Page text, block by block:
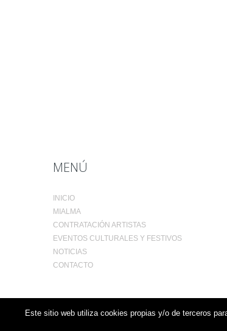
MENÚ
INICIO
MIALMA
CONTRATACIÓN ARTISTAS
EVENTOS CULTURALES Y FESTIVOS
NOTICIAS
CONTACTO
Este sitio web utiliza cookies propias y/o de terceros